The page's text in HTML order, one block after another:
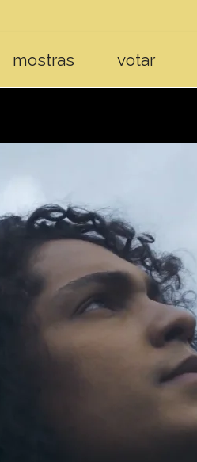
mostras votar